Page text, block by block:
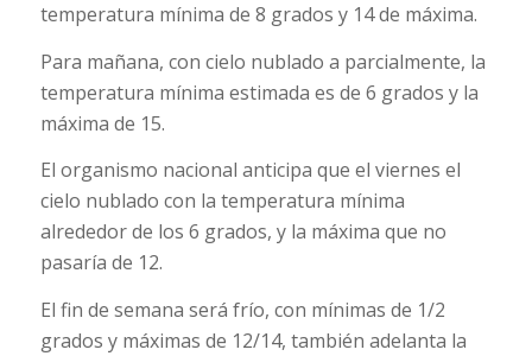
temperatura mínima de 8 grados y 14 de máxima.
Para mañana, con cielo nublado a parcialmente, la
temperatura mínima estimada es de 6 grados y la
máxima de 15.
El organismo nacional anticipa que el viernes el
cielo nublado con la temperatura mínima
alrededor de los 6 grados, y la máxima que no
pasaría de 12.
El fin de semana será frío, con mínimas de 1/2
grados y máximas de 12/14, también adelanta la